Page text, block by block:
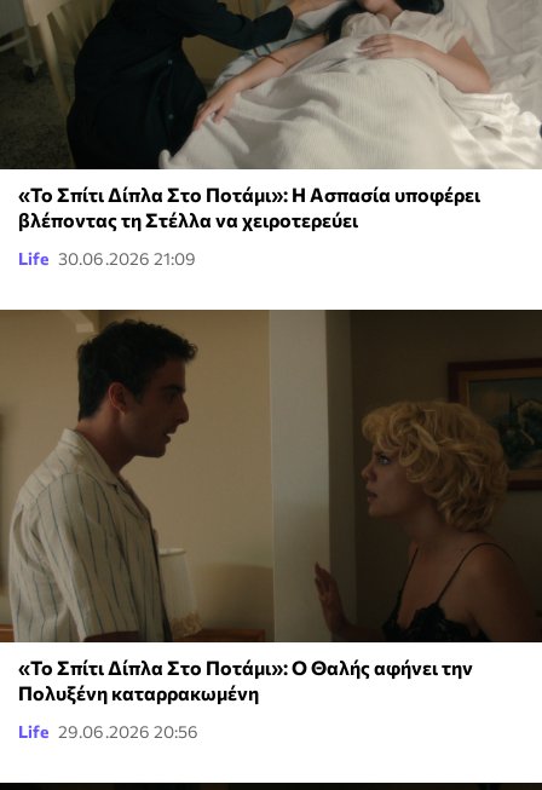
«Το Σπίτι Δίπλα Στο Ποτάμι»: Η Ασπασία υποφέρει
βλέποντας τη Στέλλα να χειροτερεύει
Life 30.06.2026 21:09
«Το Σπίτι Δίπλα Στο Ποτάμι»: Ο Θαλής αφήνει την
Πολυξένη καταρρακωμένη
Life 29.06.2026 20:56